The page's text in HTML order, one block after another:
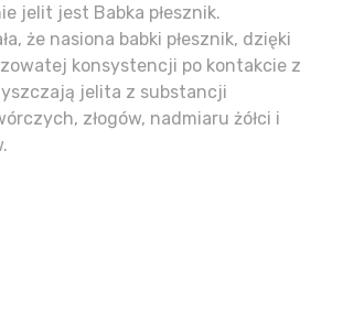
jelit jest Babka płesznik.
że nasiona babki płesznik, dzięki
konsystencji po kontakcie z
jelita z substancji
złogów, nadmiaru żółci i